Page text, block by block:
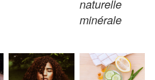
naturelle
minérale